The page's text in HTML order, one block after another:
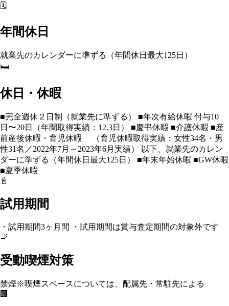
🗓️
年間休日
就業先のカレンダーに準ずる（年間休日最大125日）
🛏️
休日・休暇
■完全週休２日制（就業先に準ずる） ■年次有給休暇 付与10
日〜20日（年間取得実績：12.3日） ■慶弔休暇 ■介護休暇 ■産
前産後休暇・育児休暇 （育児休暇取得実績：女性34名・男
性31名／2022年7月～2023年6月実績） 以下、就業先のカレン
ダーに準ずる（年間休日最大125日） ■年末年始休暇 ■GW休暇
■夏季休暇
📓
試用期間
・試用期間3ヶ月間 ・試用期間は賞与査定期間の対象外です
🚬
受動喫煙対策
禁煙※喫煙スペースについては、配属先・常駐先による
🏢